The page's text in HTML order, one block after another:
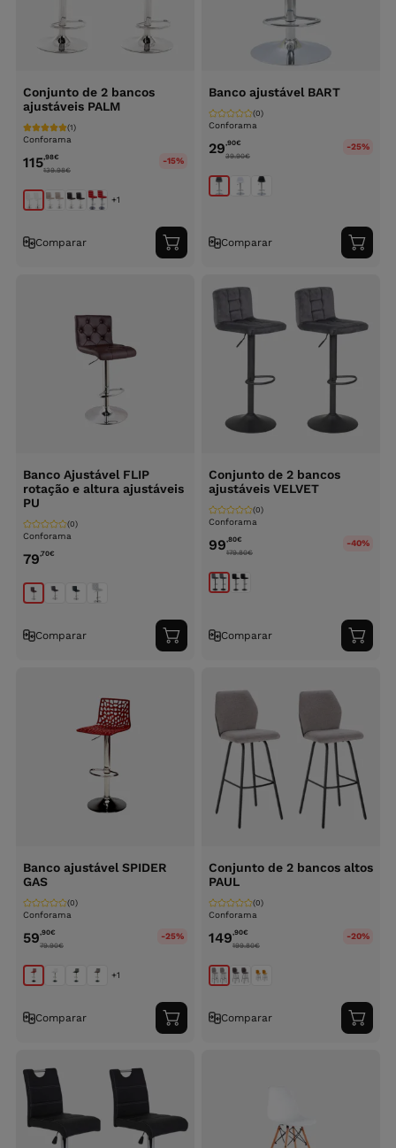
Conjunto de 2 bancos
ajustáveis PALM
Conforama
(1)
115,98€
139.98€
-15%
+1
Comparar
Adicionar
ao
Banco ajustável BART
Conforama
(0)
29,90€
39.90€
-25%
Comparar
ao
Banco Ajustável FLIP
rotação e altura ajustáveis
PU
Conforama
(0)
79,70€
Comparar
Adicionar
ao
Conjunto de 2 bancos
ajustáveis VELVET
Conforama
(0)
99,80€
179.80€
-40%
Comparar
ao
Banco ajustável SPIDER
GAS
Conforama
(0)
59,90€
79.90€
-25%
+1
Comparar
Adicionar
ao
Conjunto de 2 bancos altos
PAUL
Conforama
(0)
149,90€
199.80€
-20%
Comparar
ao